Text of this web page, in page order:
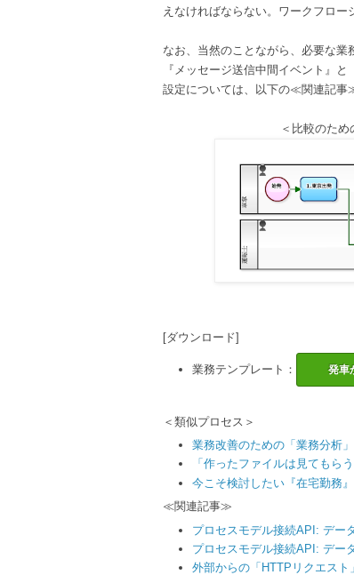
えなければならない。ワークフロー
なお、当然のことながら、必要な業
『メッセージ送信中間イベント』
設定については、以下の≪関連記事
＜比較のた
[ダウンロード]
業務テンプレート： 発車
＜類似プロセス＞
業務改善のための「業務分析
「作ったファイルは見てもら
今こそ検討したい『在宅勤務
≪関連記事≫
プロセスモデル接続API: デー
プロセスモデル接続API: デー
外部からの「HTTPリクエス